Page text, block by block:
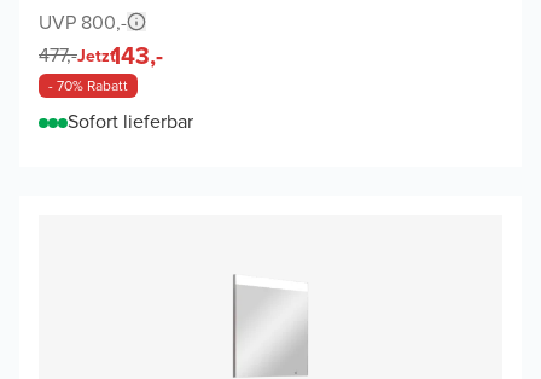
UVP 800,-
477,-Jetzt143,-
- 70% Rabatt
Sofort lieferbar